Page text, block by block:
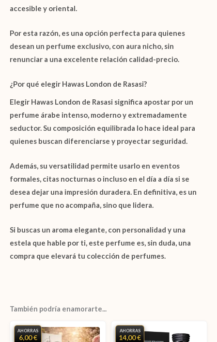
accesible y oriental.
Por esta razón, es una opción perfecta para quienes
desean un perfume exclusivo, con aura nicho, sin
renunciar a una excelente relación calidad-precio.
¿Por qué elegir Hawas London de Rasasi?
Elegir Hawas London de Rasasi significa apostar por un
perfume árabe intenso, moderno y extremadamente
seductor. Su composición equilibrada lo hace ideal para
quienes buscan diferenciarse y proyectar seguridad.
Además, su versatilidad permite usarlo en eventos
formales, citas nocturnas o incluso en el día a día si se
desea dejar una impresión duradera. En definitiva, es un
perfume que no acompaña, sino que lidera.
Si buscas un aroma elegante, con personalidad y una
estela que hable por ti, este perfume es, sin duda, una
compra que elevará tu colección de perfumes.
También podría enamorarte...
AHORRAS
6,00 €
AHORRAS
14,00 €